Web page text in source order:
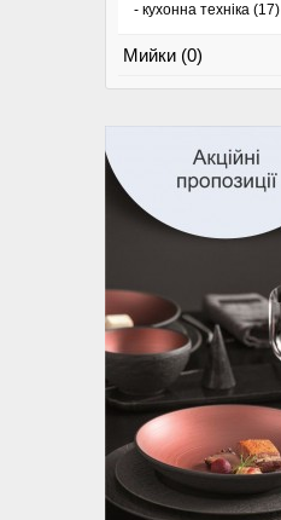
- кухонна техніка (17)
Мийки (0)